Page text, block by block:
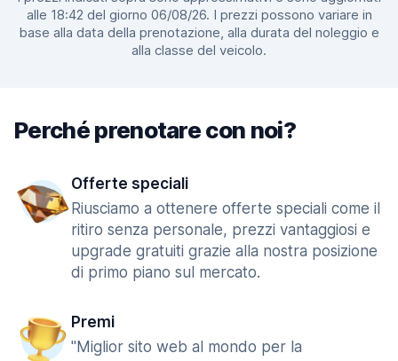
alle 18:42 del giorno 06/08/26. I prezzi possono variare in
base alla data della prenotazione, alla durata del noleggio e
alla classe del veicolo.
Perché prenotare con noi?
Offerte speciali
Riusciamo a ottenere offerte speciali come il
ritiro senza personale, prezzi vantaggiosi e
upgrade gratuiti grazie alla nostra posizione
di primo piano sul mercato.
Premi
"Miglior sito web al mondo per la